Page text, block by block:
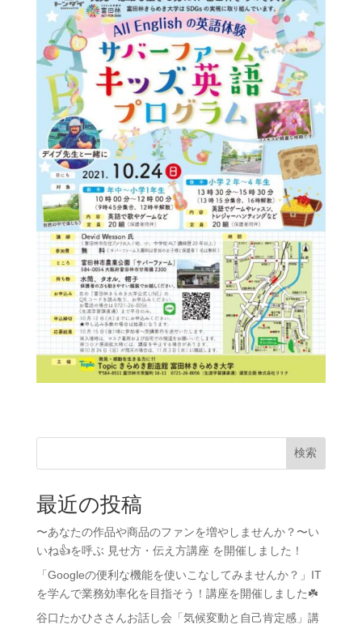
検索
最近の投稿
〜あなたの作品や商品のファンを増やしませんか？〜い
いね👍を呼ぶ 見せ方・伝え方講座 を開催しました！
「Googleの便利な機能を使いこなしてみませんか？」IT
を学んで業務効率化を目指そう！講座を開催しました☘️
谷口たかひささんお話し会「気候変動と自己肯定感」講